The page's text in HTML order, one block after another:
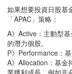
如果想要投資日股基
「APAC」策略：
A》Active：主動型
的潛力個股。
P》Performance：
A》Allocation：基金
業獲利成長，例如非